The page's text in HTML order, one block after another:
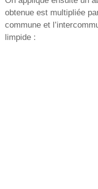
obtenue est multipliée
commune et
limpide :